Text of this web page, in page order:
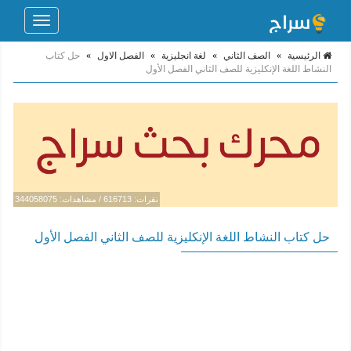
Toggle
الرئيسية » الصف الثاني » لغة انجليزية » الفصل الاول » حل كتاب
النشاط اللغة الإنكليزية للصف الثاني الفصل الأول
نقرات: 616713 / مشاهدات: 344058075
حل كتاب النشاط اللغة الإنكليزية للصف الثاني الفصل الأول